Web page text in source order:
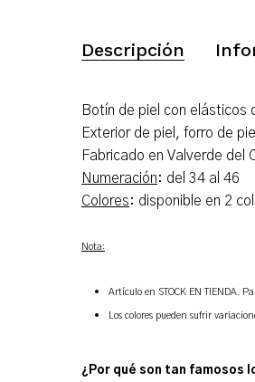
Descripción
Botín de piel con elásticos
Exterior de piel, forro de
Fabricado en Valverde del
Numeración: del 34 al 46
Colores: disponible en 2
Nota:
Artículo en STOCK EN TIENDA.
Los colores pueden sufrir
¿Por qué son tan famosos